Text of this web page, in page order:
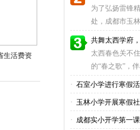
生活费资
为了弘扬雷锋
处，成都市玉
共舞太西学府
太西春色关不
的“春之歌”，
平寺西 ...
· 石室小学进行寒假
· 玉林小学开展寒假
· 成都实小开学第一